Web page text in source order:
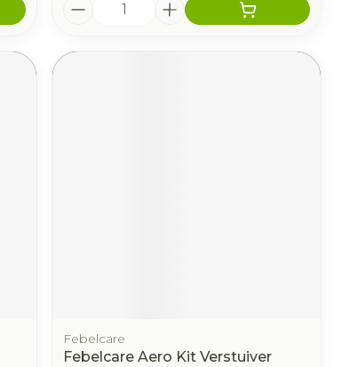
Febelcare
Febelcare Aero Kit Verstuiver